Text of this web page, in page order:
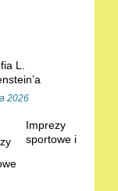
L.
2026
Imprezy
sportowe i